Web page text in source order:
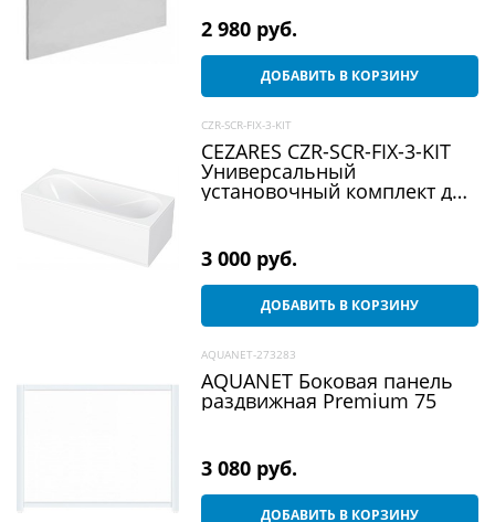
2 980 руб.
ДОБАВИТЬ В КОРЗИНУ
CZR-SCR-FIX-3-KIT
CEZARES CZR-SCR-FIX-3-KIT
Универсальный
установочный комплект для
3 000 руб.
ДОБАВИТЬ В КОРЗИНУ
AQUANET-273283
AQUANET Боковая панель
раздвижная Premium 75
3 080 руб.
ДОБАВИТЬ В КОРЗИНУ